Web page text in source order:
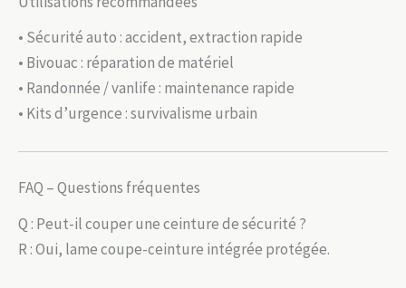
• Sécurité auto : accident, extraction rapide
• Bivouac : réparation de matériel
• Randonnée / vanlife : maintenance rapide
• Kits d’urgence : survivalisme urbain
FAQ – Questions fréquentes
Q : Peut-il couper une ceinture de sécurité ?
R : Oui, lame coupe-ceinture intégrée protégée.